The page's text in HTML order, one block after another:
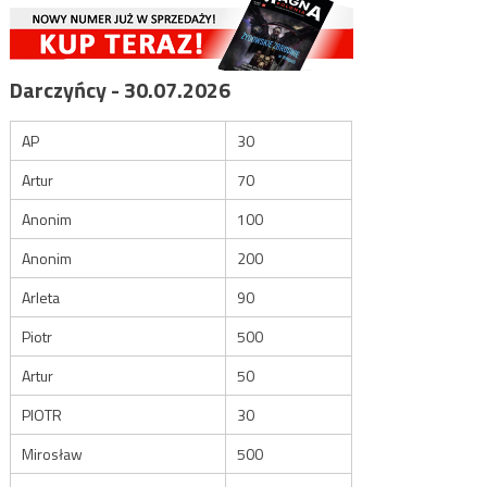
Darczyńcy - 30.07.2026
AP
30
Artur
70
Anonim
100
Anonim
200
Arleta
90
Piotr
500
Artur
50
PIOTR
30
Mirosław
500